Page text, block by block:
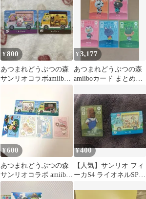
¥800
あつまれどうぶつの森
サンリオコラボamiibo
¥3,177
あつまれどうぶつの森
amiiboカード まとめ売
¥600
あつまれどうぶつの森
サンリオコラボ amiibo
カード トビー フィーカ
¥400
【人気】サンリオ フィ
ーカS4 ライオネルSP 2